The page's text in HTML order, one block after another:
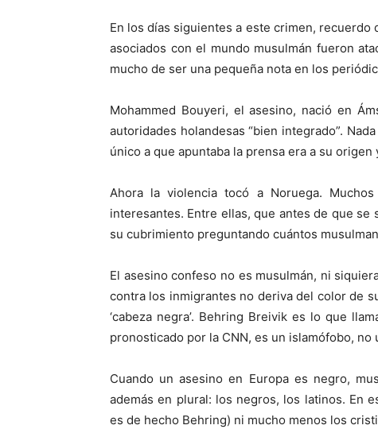
En los días siguientes a este crimen,
asociados con el mundo musulmán fueron
mucho de ser una pequeña nota en los
Mohammed Bouyeri, el asesino, nació en
autoridades holandesas “bien integrado”.
único a que apuntaba la prensa era a su origen
Ahora la violencia tocó a Noruega.
interesantes. Entre ellas, que antes de que
su cubrimiento preguntando cuántos
El asesino confeso no es musulmán, ni
contra los inmigrantes no deriva del color de
‘cabeza negra’. Behring Breivik es lo que
pronosticado por la CNN, es un islamófobo, no
Cuando un asesino en Europa es negro,
además en plural: los negros, los latinos. En
es de hecho Behring) ni mucho menos los